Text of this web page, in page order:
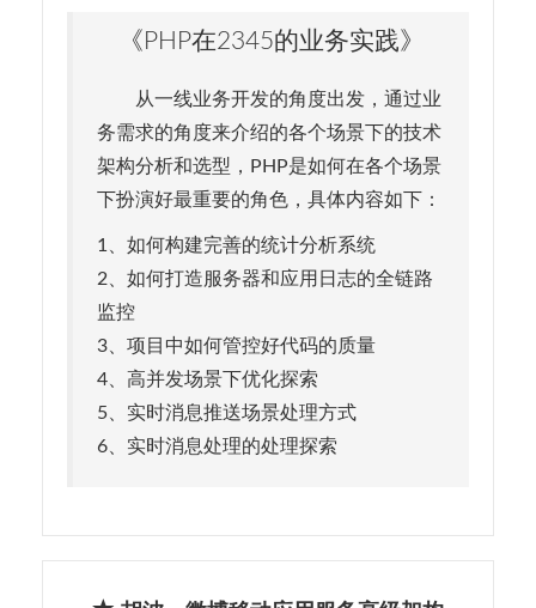
《PHP在2345的业务实践》
从一线业务开发的角度出发，通过业
务需求的角度来介绍的各个场景下的技术
架构分析和选型，PHP是如何在各个场景
下扮演好最重要的角色，具体内容如下：
1、如何构建完善的统计分析系统
2、如何打造服务器和应用日志的全链路
监控
3、项目中如何管控好代码的质量
4、高并发场景下优化探索
5、实时消息推送场景处理方式
6、实时消息处理的处理探索